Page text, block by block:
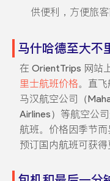
供便利，方便旅
马什哈德至大不
在 OrientTrips 网站
里士航班价格。直飞
马汉航空公司（
Airlines）等航空公
航班。价格因季节
预订国内航班可获得